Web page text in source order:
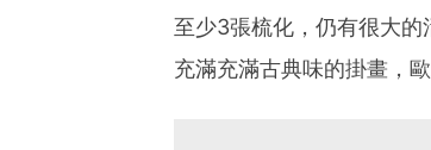
至少3張梳化，仍有很大的
充滿充滿古典味的掛畫，